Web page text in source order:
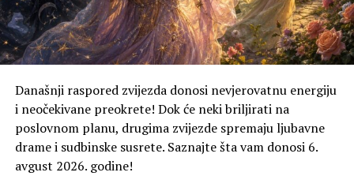
umora.
RAK
preuzimati tuđe obaveze na svoja leđa samo da biste
ugodili drugima.
Ljubav: Emocije su naglašene. Iskren razgovor s
partnerom rješava staru nesuglasicu.
Današnji raspored zvijezda donosi nevjerovatnu energiju
i neočekivane preokrete! Dok će neki briljirati na
poslovnom planu, drugima zvijezde spremaju ljubavne
drame i sudbinske susrete. Saznajte šta vam donosi 6.
avgust 2026. godine!